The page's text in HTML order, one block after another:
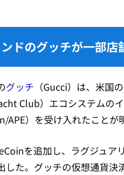
ドのグッチが一部
グッチ （Gucci）は、米国
Club）エコシステムの
）を受け入れたことが
を追加し、ラグジュア
した。グッチの仮想通貨